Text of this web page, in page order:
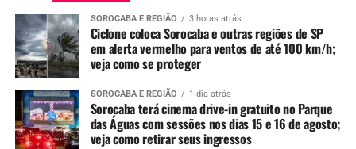
holofotes. Ao longo dos anos, trabalhou como vendedor
de motocicletas, administrador de uma lanchonete e, por
fim, instrutor de mergulho.
Hikaru Kurosaki foi casado com a atriz
conheceu durante as gravações deChoudenshi Bioman
O casal permaneceu junto até a morte da atriz, em 2011.
SOROCABA E REGIÃO 3 horas atrás
Ciclone coloca Sorocaba e outras regiões de SP
em alerta vermelho para ventos de até 100 km/h;
veja como se proteger
SOROCABA E REGIÃO 1 dia atrás
Sorocaba terá cinema drive-in gratuito no Parque
das Águas com sessões nos dias 15 e 16 de agosto;
veja como retirar seus ingressos